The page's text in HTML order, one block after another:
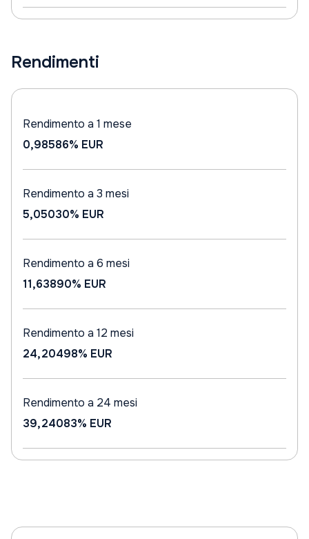
Rendimenti
Rendimento a 1 mese
0,98586% EUR
Rendimento a 3 mesi
5,05030% EUR
Rendimento a 6 mesi
11,63890% EUR
Rendimento a 12 mesi
24,20498% EUR
Rendimento a 24 mesi
39,24083% EUR